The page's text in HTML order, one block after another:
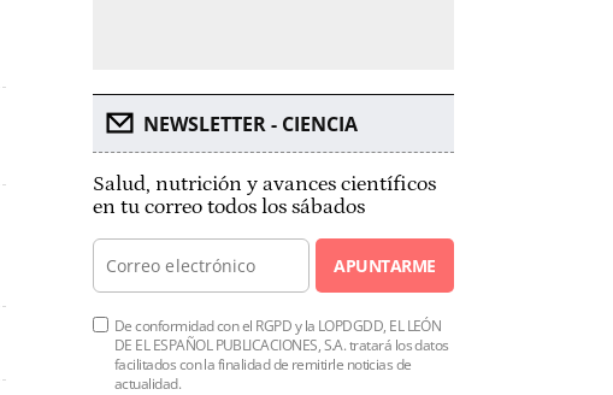
NEWSLETTER - CIENCIA
Salud, nutrición y avances científicos
en tu correo todos los sábados
APUNTARME
De conformidad con el RGPD y la LOPDGDD, EL LEÓN
DE EL ESPAÑOL PUBLICACIONES, S.A. tratará los datos
facilitados con la finalidad de remitirle noticias de
actualidad.